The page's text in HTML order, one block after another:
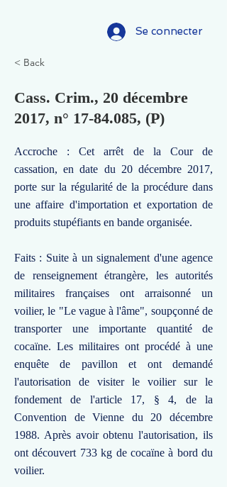
Se connecter
< Back
Cass. Crim., 20 décembre
2017, n° 17-84.085, (P)
Accroche : Cet arrêt de la Cour de
cassation, en date du 20 décembre 2017,
porte sur la régularité de la procédure dans
une affaire d'importation et exportation de
produits stupéfiants en bande organisée.
Faits : Suite à un signalement d'une agence
de renseignement étrangère, les autorités
militaires françaises ont arraisonné un
voilier, le "Le vague à l'âme", soupçonné de
transporter une importante quantité de
cocaïne. Les militaires ont procédé à une
enquête de pavillon et ont demandé
l'autorisation de visiter le voilier sur le
fondement de l'article 17, § 4, de la
Convention de Vienne du 20 décembre
1988. Après avoir obtenu l'autorisation, ils
ont découvert 733 kg de cocaïne à bord du
voilier.